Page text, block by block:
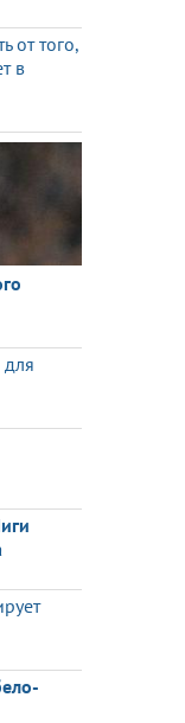
от того,
в